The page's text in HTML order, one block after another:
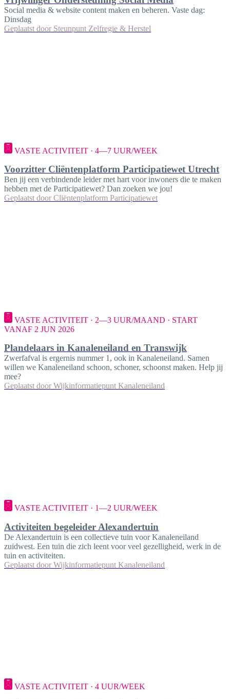
Social media & website content maken en beheren. Vaste dag:
Dinsdag
Geplaatst door Steunpunt Zelfregie & Herstel
VASTE ACTIVITEIT · 4—7 UUR/WEEK
Voorzitter Cliëntenplatform Participatiewet Utrecht
Ben jij een verbindende leider met hart voor inwoners die te maken
hebben met de Participatiewet? Dan zoeken we jou!
Geplaatst door Cliëntenplatform Participatiewet
VASTE ACTIVITEIT · 2—3 UUR/MAAND · START
VANAF 2 JUN 2026
Plandelaars in Kanaleneiland en Transwijk
Zwerfafval is ergernis nummer 1, ook in Kanaleneiland. Samen
willen we Kanaleneiland schoon, schoner, schoonst maken. Help jij
mee?
Geplaatst door Wijkinformatiepunt Kanaleneiland
VASTE ACTIVITEIT · 1—2 UUR/WEEK
Activiteiten begeleider Alexandertuin
De Alexandertuin is een collectieve tuin voor Kanaleneiland
zuidwest. Een tuin die zich leent voor veel gezelligheid, werk in de
tuin en activiteiten.
Geplaatst door Wijkinformatiepunt Kanaleneiland
VASTE ACTIVITEIT · 4 UUR/WEEK